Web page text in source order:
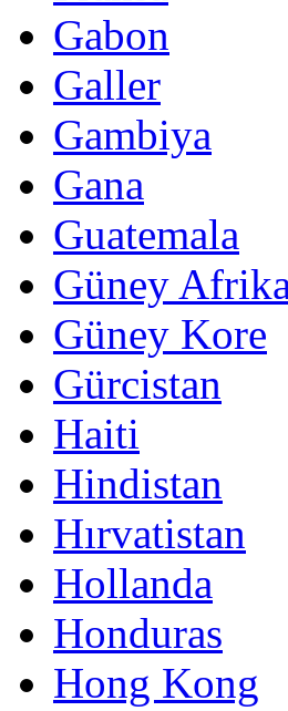
Gabon
Galler
Gambiya
Gana
Guatemala
Güney
Güney Kore
Gürcistan
Haiti
Hindistan
Hırvatistan
Hollanda
Honduras
Hong Kong